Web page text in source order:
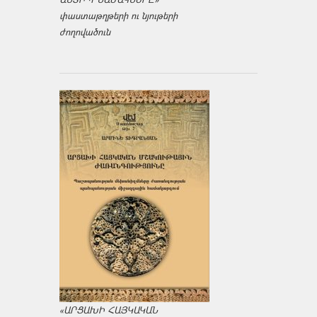
փաստաթղթերի ու նյութերի
ժողովածուն
«ԱՐՑԱԽԻ ՀԱՅԿԱԿԱՆ